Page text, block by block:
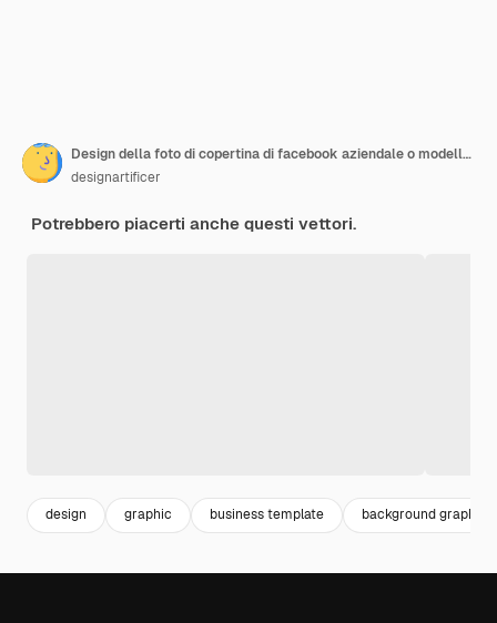
Design della foto di copertina di facebook aziendale o modello di banner web
designartificer
Potrebbero piacerti anche questi vettori.
design graphic business template background graphic